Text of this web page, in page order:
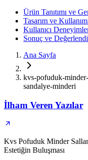
Ürün Tanıtımı ve
Tasarım ve
Kullanıcı
Sonuç ve
Ana Sayfa
kvs-pofuduk-
sandalye-minderi
İlham Veren Yazılar
Kvs Pofuduk Minder
Estetiğin Buluşması